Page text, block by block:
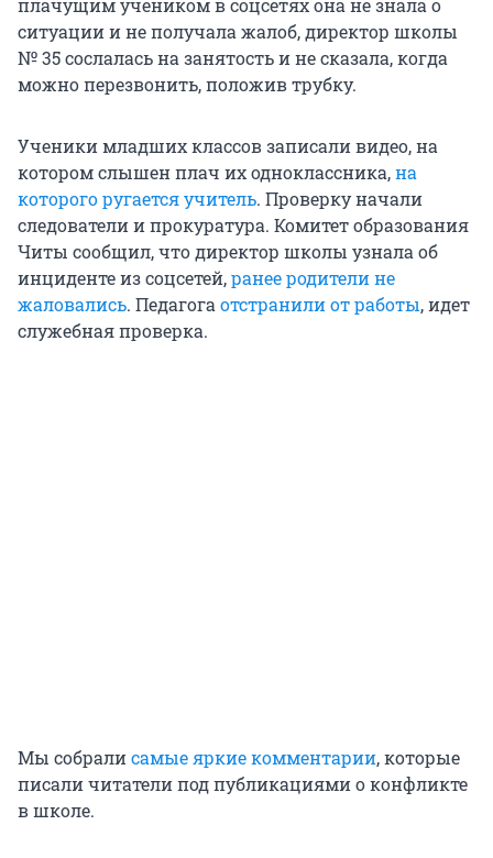
ситуации и не получала жалоб, директор школы
№ 35 сослалась на занятость и не сказала, когда
можно перезвонить, положив трубку.
Ученики младших классов записали видео, на
котором слышен плач их одноклассника,на
которого ругается учитель. Проверку начали
следователи и прокуратура. Комитет образования
Читы сообщил, что директор школы узнала об
инциденте из соцсетей,ранее родители не
жаловались. Педагога отстранили от работы, идет
служебная проверка.
Мы собралисамые яркие комментарии, которые
писали читатели под публикациями о конфликте
в школе.